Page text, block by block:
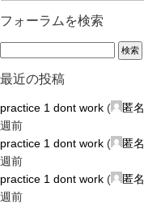
フォーラムを検索
最近の投稿
practice 1 dont work ( 匿名
週前
practice 1 dont work ( 匿名
週前
practice 1 dont work ( 匿名
週前